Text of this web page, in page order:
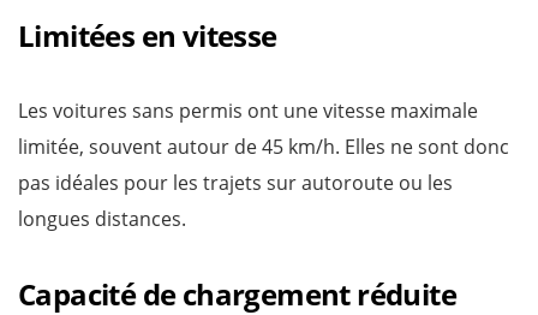
Limitées en vitesse
Les voitures sans permis ont une vitesse maximale
limitée, souvent autour de 45 km/h. Elles ne sont donc
pas idéales pour les trajets sur autoroute ou les
longues distances.
Capacité de chargement réduite